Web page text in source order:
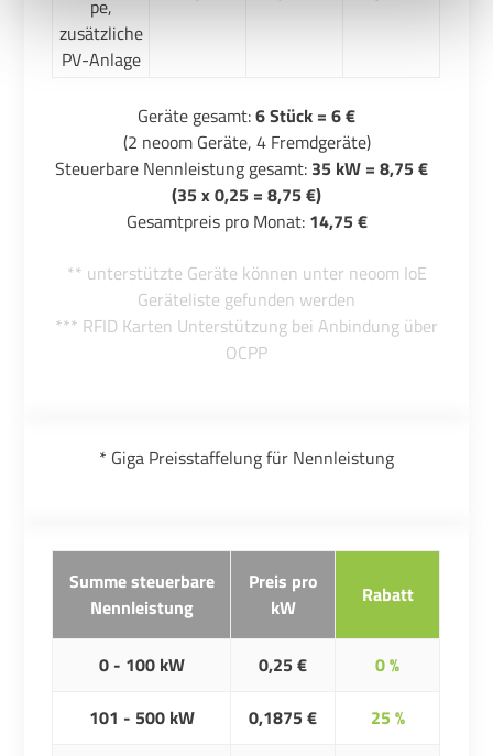
Uns ist Datenschutz wichtig, hier findest du unsere
Datenschutzbestimmungen
pe,
zusätzliche
PV-Anlage
Geräte gesamt:6 Stück = 6 €
(2 neoom Geräte, 4 Fremdgeräte)
Steuerbare Nennleistung gesamt: 35 kW = 8,75 €
(35 x 0,25 = 8,75 €)
Gesamtpreis pro Monat: 14,75 €
** unterstützte Geräte können unter neoom IoE
Geräteliste gefunden werden
*** RFID Karten Unterstützung bei Anbindung über
OCPP
* Giga Preisstaffelung für Nennleistung
Summe steuerbare
Nennleistung
Preis pro
kW
Rabatt
0 - 100 kW 0,25 €
0 %
101 - 500 kW
0,1875 €
25 %